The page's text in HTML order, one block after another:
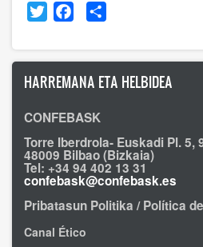
Twitter Facebook
HARREMANA ETA HELBIDEA
CONFEBASK
Torre Iberdrola- Euskadi Pl. 5,
48009 Bilbao (Bizkaia)
Tel: +34 94 402 13 31
confebask@confebask.es
Pribatasun Politika / Política
Canal Ético